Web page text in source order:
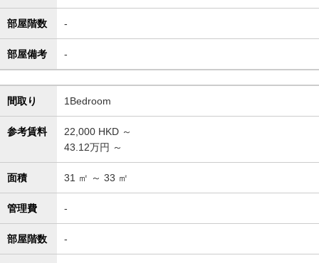
部屋階数 -
部屋備考 -
間取り 1Bedroom
参考賃料 22,000 HKD ～
43.12万円 ～
面積 31 ㎡ ～ 33 ㎡
管理費 -
部屋階数 -